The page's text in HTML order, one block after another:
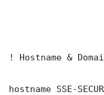
! Hostname &
hostname SSE-